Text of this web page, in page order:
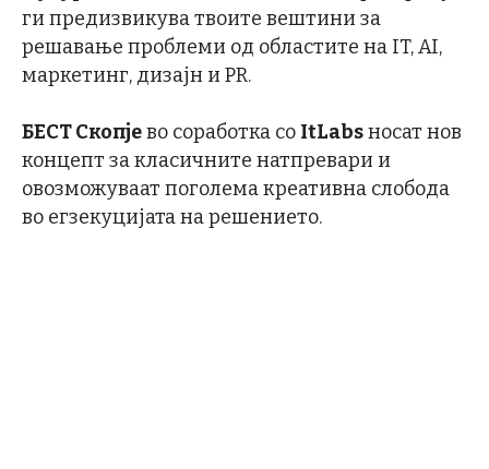
ги предизвикува твоите вештини за
решавање проблеми од областите на IT, AI,
маркетинг, дизајн и PR.
БЕСТ Скопјево соработка со ItLabsносат нов
концепт за класичните натпревари и
овозможуваат поголема креативна слобода
во егзекуцијата на решението.